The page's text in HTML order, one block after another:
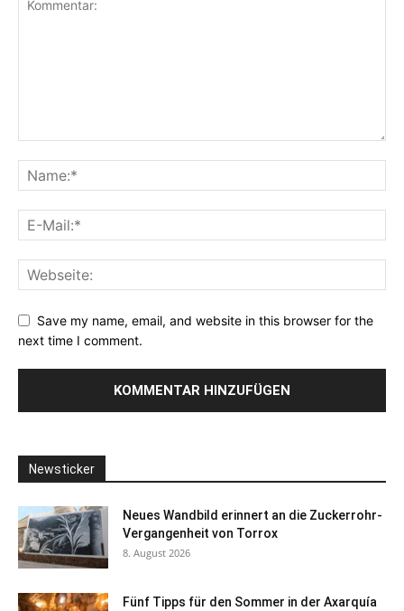
Save my name, email, and website in this browser for the
next time I comment.
Newsticker
Neues Wandbild erinnert an die Zuckerrohr-
Vergangenheit von Torrox
8. August 2026
Fünf Tipps für den Sommer in der Axarquía